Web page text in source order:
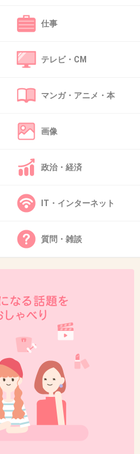
から見れないわ。
役作りしなくて済みそうで
じもします。
舞っている感じで、
りたくないタイプです。
じゃんｗ
見られないのが残念・・・
仕事
テレビ・CM
マンガ・アニメ・本
画像
政治・経済
IT・インターネット
質問・雑談